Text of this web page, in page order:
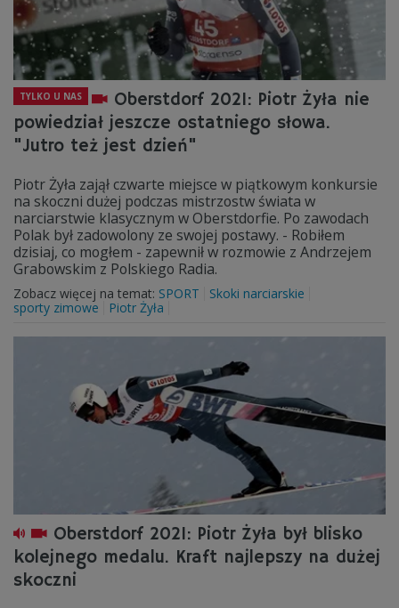
TYLKO U NAS
Oberstdorf 2021: Piotr Żyła nie
powiedział jeszcze ostatniego słowa.
"Jutro też jest dzień"
Piotr Żyła zajął czwarte miejsce w piątkowym konkursie
na skoczni dużej podczas mistrzostw świata w
narciarstwie klasycznym w Oberstdorfie. Po zawodach
Polak był zadowolony ze swojej postawy. - Robiłem
dzisiaj, co mogłem - zapewnił w rozmowie z Andrzejem
Grabowskim z Polskiego Radia.
Zobacz więcej na temat: SPORT
Skoki narciarskie
sporty zimowe
Piotr Żyła
Oberstdorf 2021: Piotr Żyła był blisko
kolejnego medalu. Kraft najlepszy na dużej
skoczni